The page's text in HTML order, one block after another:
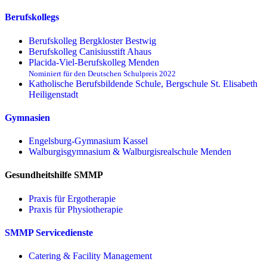
Berufskollegs
Berufskolleg Bergkloster Bestwig
Berufskolleg Canisiusstift Ahaus
Placida-Viel-Berufskolleg Menden
Nominiert für den Deutschen Schulpreis 2022
Katholische Berufsbildende Schule, Bergschule St. Elisabeth
Heiligenstadt
Gymnasien
Engelsburg-Gymnasium Kassel
Walburgisgymnasium & Walburgisrealschule Menden
Gesundheitshilfe SMMP
Praxis für Ergo­therapie
Praxis für Physio­therapie
SMMP Servicedienste
Catering & Facility Management